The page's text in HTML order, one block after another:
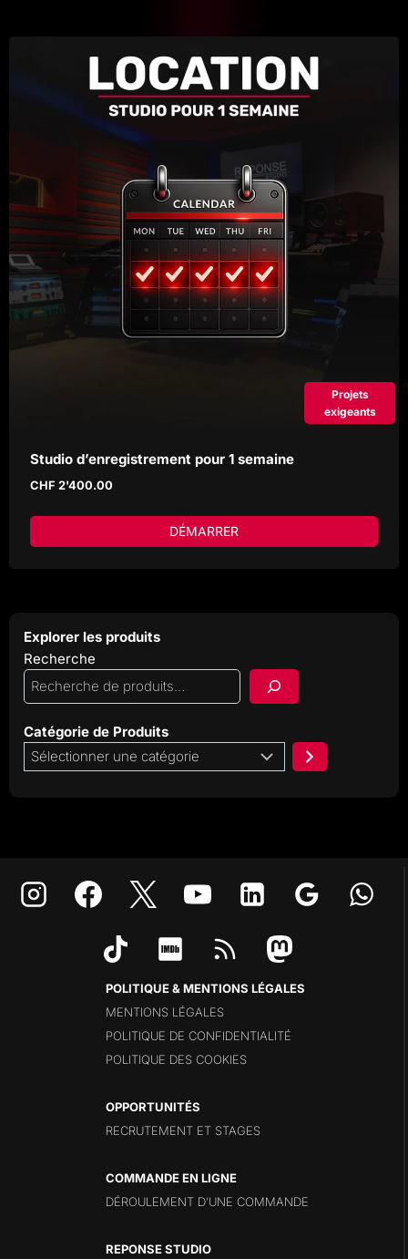
Projets
exigeants
Studio d’enregistrement pour 1 semaine
CHF 2'400.00
DÉMARRER
Explorer les produits
Recherche
Catégorie de Produits
Sélectionner
une
POLITIQUE & MENTIONS LÉGALES
MENTIONS LÉGALES
POLITIQUE DE CONFIDENTIALITÉ
POLITIQUE DES COOKIES
OPPORTUNITÉS
RECRUTEMENT ET STAGES
COMMANDE EN LIGNE
DÉROULEMENT D’UNE COMMANDE
REPONSE STUDIO